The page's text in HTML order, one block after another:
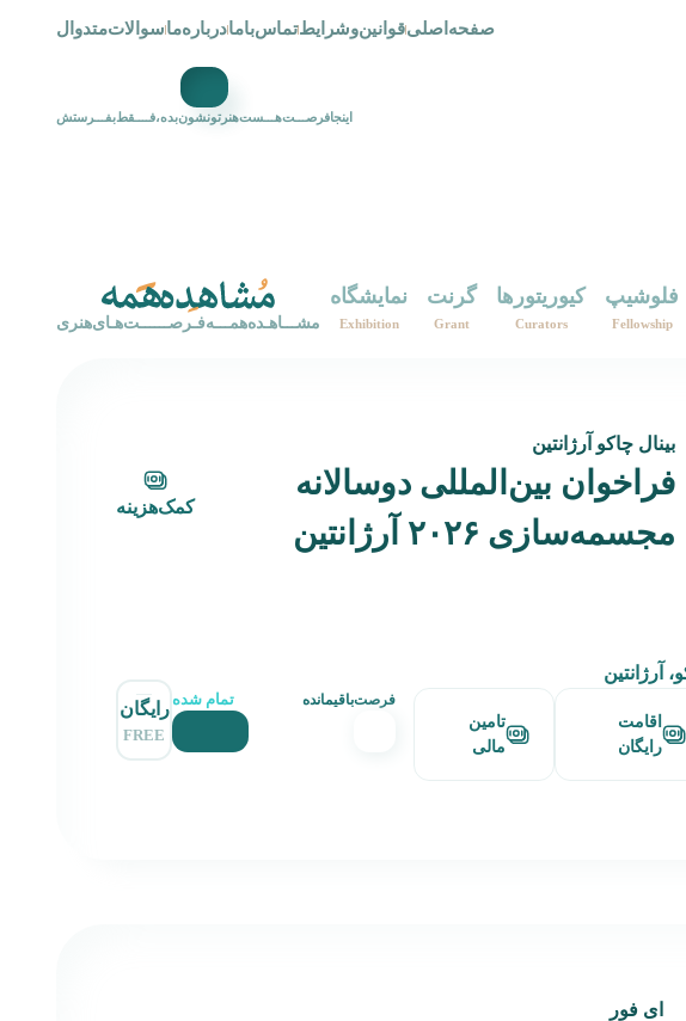
صفحه‌اصلیقوانین‌و‌شرایطتماس‌با‌مادرباره‌ما سوالات‌متدوال
اینجافرصـــت‌هـــست‌هنرتونشون‌بده،فــــقط‌بفـــرستش
فلوشیپ
Fellowship
کیوریتورها
Curators
گرنت
Grant
نمایشگاه
Exhibition ‌‌مشـــاهـده‌همـــه‌فـرصــــــت‌هـای‌هنری‌
بینال چاکو آرژانتین
فراخوان بین‌المللی دوسالانه
مجسمه‌سازی ۲۰۲۶ آرژانتین
کمک‌هزینه
آرژانتین
اقامت
رایگان
تامین
مالی
فرصت‌باقیمانده تمام شده رایگان
FREE
ای فور